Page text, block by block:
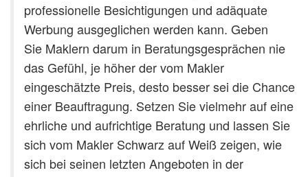
professionelle Besichtigungen und adäquate
Werbung ausgeglichen werden kann. Geben
Sie Maklern darum in Beratungsgesprächen nie
das Gefühl, je höher der vom Makler
eingeschätzte Preis, desto besser sei die Chance
einer Beauftragung. Setzen Sie vielmehr auf eine
ehrliche und aufrichtige Beratung und lassen Sie
sich vom Makler Schwarz auf Weiß zeigen, wie
sich bei seinen letzten Angeboten in der